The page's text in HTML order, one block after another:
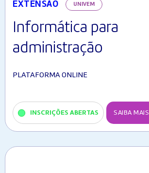
EXTENSÃO UNIVEM
Informática para
administração
PLATAFORMA ONLINE
INSCRIÇÕES ABERTAS SAIBA MAIS